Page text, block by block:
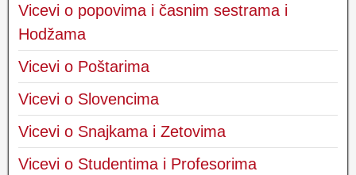
Vicevi o popovima i časnim sestrama i
Hodžama
Vicevi o Poštarima
Vicevi o Slovencima
Vicevi o Snajkama i Zetovima
Vicevi o Studentima i Profesorima